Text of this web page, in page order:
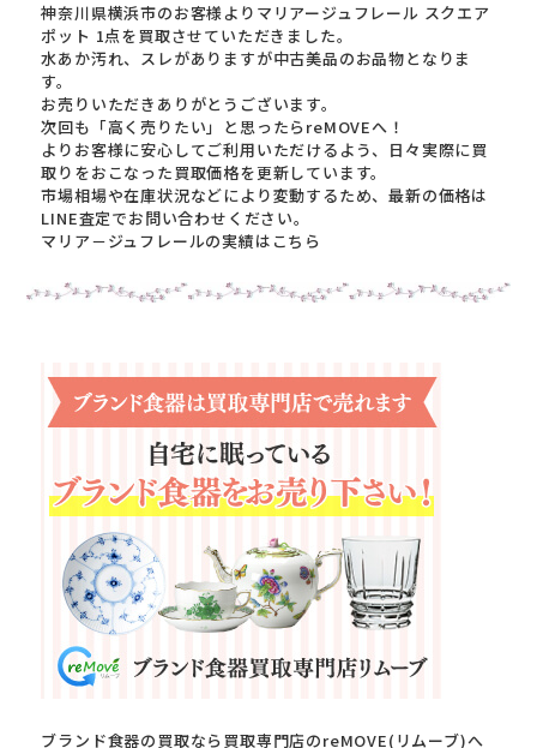
神奈川県横浜市のお客様よりマリアージュフレール スクエア
ポット 1点を買取させていただきました。
水あか汚れ、スレがありますが中古美品のお品物となりま
す。
お売りいただきありがとうございます。
次回も「高く売りたい」と思ったらreMOVEへ！
よりお客様に安心してご利用いただけるよう、日々実際に買
取りをおこなった買取価格を更新しています。
市場相場や在庫状況などにより変動するため、最新の価格は
LINE査定でお問い合わせください。
マリア－ジュフレールの実績はこちら
ブランド食器の買取なら買取専門店のreMOVE(リムーブ)へ